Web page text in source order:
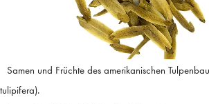
Samen und Früchte des amerikanischen
tulipifera).